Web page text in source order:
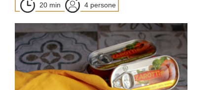
20 min 4 persone